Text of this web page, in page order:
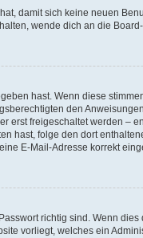
damit sich keine neuen
wende dich an die
hast. Wenn diese
den
freigeschaltet werden –
hast, folge den dort
E-Mail-Adresse korrekt
richtig sind. Wenn
vorliegt, welches ein